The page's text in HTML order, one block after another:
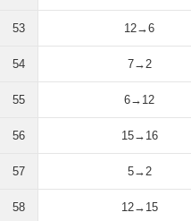
53 12→6
54 7→2
55 6→12
56 15→16
57 5→2
58 12→15